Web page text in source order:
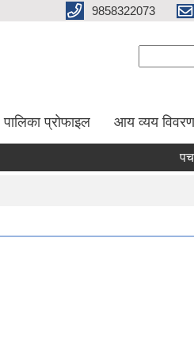
9858322073
पालिका प्रोफाइल आय व्यय विवरण